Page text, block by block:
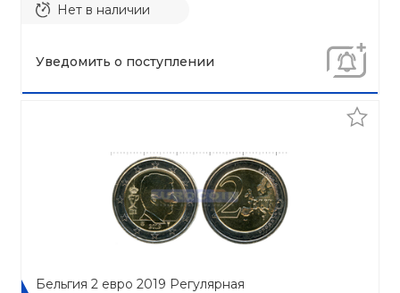
Нет в наличии
Уведомить о поступлении
Бельгия 2 евро 2019 Регулярная